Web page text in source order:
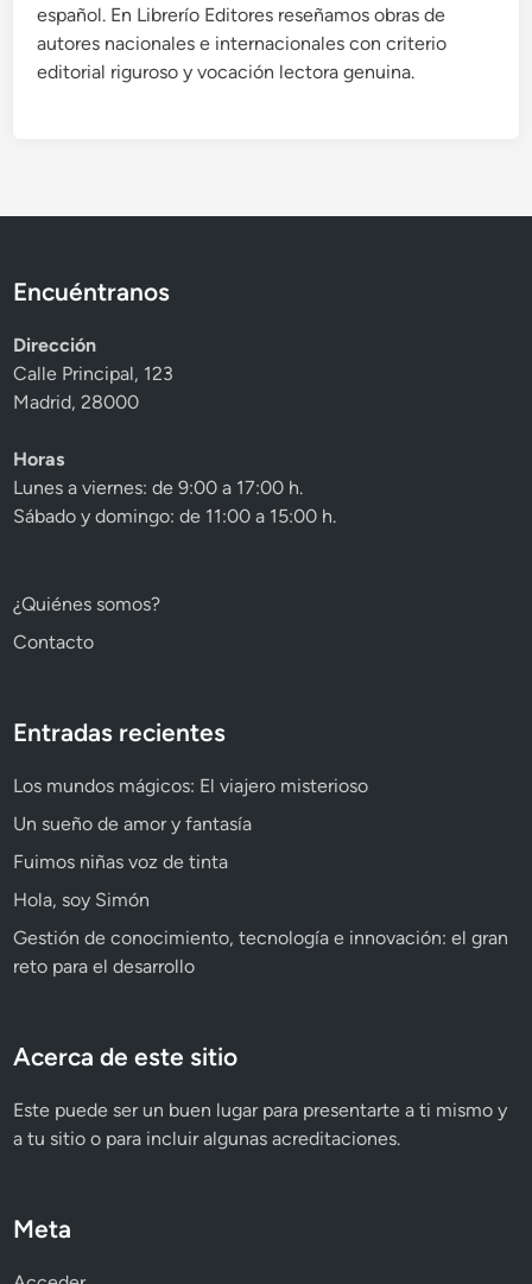
español. En Librerío Editores reseñamos obras de
autores nacionales e internacionales con criterio
editorial riguroso y vocación lectora genuina.
Encuéntranos
Dirección
Calle Principal, 123
Madrid, 28000
Horas
Lunes a viernes: de 9:00 a 17:00 h.
Sábado y domingo: de 11:00 a 15:00 h.
¿Quiénes somos?
Contacto
Entradas recientes
Los mundos mágicos: El viajero misterioso
Un sueño de amor y fantasía
Fuimos niñas voz de tinta
Hola, soy Simón
Gestión de conocimiento, tecnología e innovación: el gran
reto para el desarrollo
Acerca de este sitio
Este puede ser un buen lugar para presentarte a ti mismo y
a tu sitio o para incluir algunas acreditaciones.
Meta